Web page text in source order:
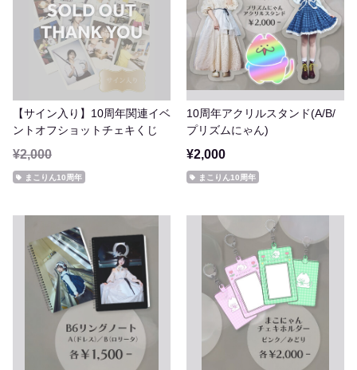
【サイン入り】10周年関連イベ
ントオフショットチェキくじ
¥2,000
まこりん10周年
10周年アクリルスタンド(A/B/
プリズムにゃん)
¥2,000
まこりん10周年